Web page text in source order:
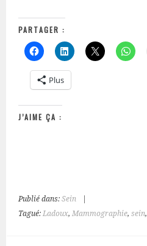
PARTAGER :
Plus
J’AIME ÇA :
Publié dans:Sein
Tagué:Ladoux,Mammographie,sein,